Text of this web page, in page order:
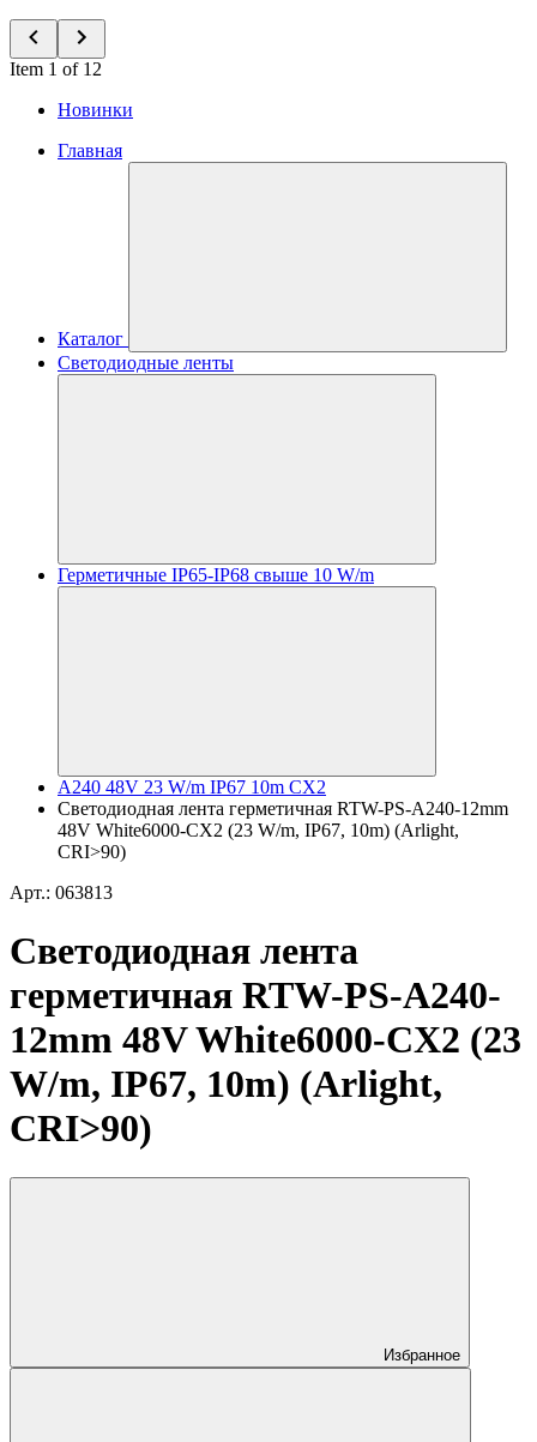
Item 1 of 12
Новинки
Главная
Каталог
Светодиодные ленты
Герметичные IP65-IP68 свыше 10 W/m
A240 48V 23 W/m IP67 10m CX2
Светодиодная лента герметичная RTW-PS-A240-12mm
48V White6000-CX2 (23 W/m, IP67, 10m) (Arlight,
CRI>90)
Арт.: 063813
Светодиодная лента
герметичная RTW-PS-A240-
12mm 48V White6000-CX2 (23
W/m, IP67, 10m) (Arlight,
CRI>90)
Избранное